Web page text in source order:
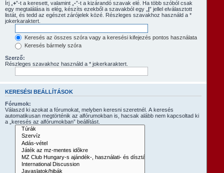
Írj „ +”-t a keresett, valamint „ -”-t a kizárandó szavak elé. Ha több szóból csak
egy megtalálása is elég, készíts ezekből a szavakból egy „ |” jellel elválasztott
listát, és tedd az egészet zárójelek közé. Részleges szavakhoz használd a *
jokerkaraktert.
Keresés az összes szóra vagy a keresési kifejezés pontos használata
Keresés bármely szóra
Szerző:
Részleges szavakhoz használd a * jokerkaraktert.
KERESÉSI BEÁLLÍTÁSOK
Fórumok:
Válaszd ki azokat a fórumokat, melyben keresni szeretnél. A keresés
automatikusan megtörténik az alfórumokban is, hacsak alább nem kapcsoltad ki
a „keresés az alfórumokban” beállítást.